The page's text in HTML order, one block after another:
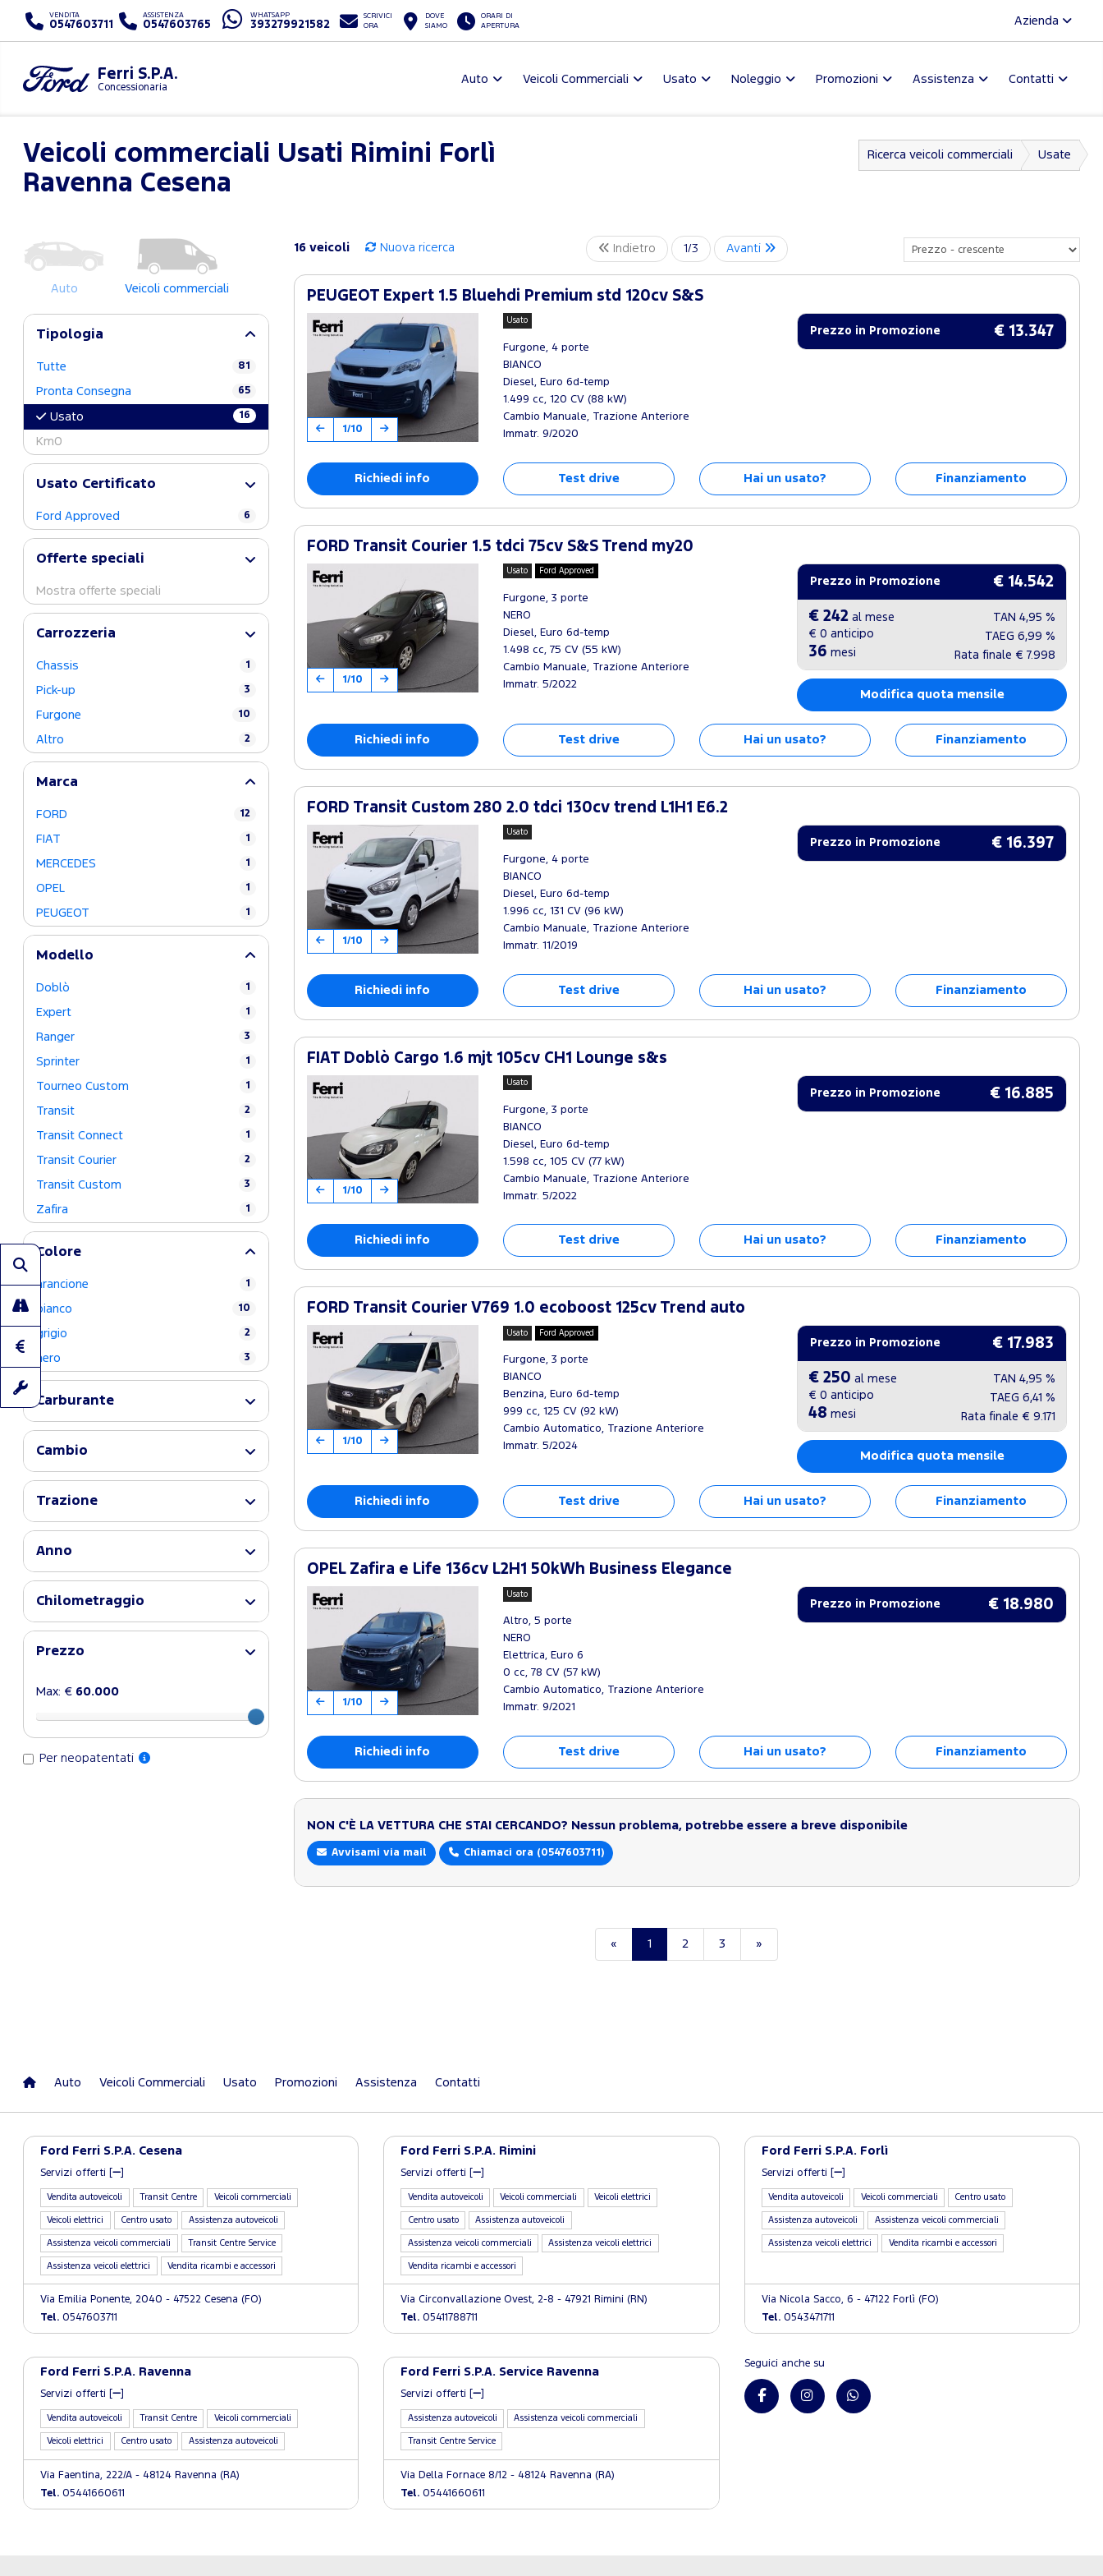
VENDITA
0547603711
ASSISTENZA
0547603765
WHATSAPP
393279921582
SCRIVICI
ORA
DOVE
SIAMO
ORARI DI
APERTURA
Azienda
Ferri S.P.A.
Concessionaria
Auto Veicoli Commerciali Usato Noleggio Promozioni Assistenza Contatti
Veicoli commerciali Usati Rimini Forlì
Ravenna Cesena
Ricerca veicoli commerciali Usate
Auto Veicoli commerciali
Tipologia
Tutte 81
Pronta Consegna 65
Usato 16
Km0
Usato Certificato
Ford Approved 6
Offerte speciali
Mostra offerte speciali
Carrozzeria
Chassis 1
Pick-up 3
Furgone 10
Altro 2
Marca
FORD 12
FIAT 1
MERCEDES 1
OPEL 1
PEUGEOT 1
Modello
Doblò 1
Expert 1
Ranger 3
Sprinter 1
Tourneo Custom 1
Transit 2
Transit Connect 1
Transit Courier 2
Transit Custom 3
Zafira 1
Colore
arancione 1
bianco 10
grigio 2
nero 3
Carburante
Cambio
Trazione
Anno
Chilometraggio
Prezzo
Max: € 60.000
Per neopatentati
16 veicoli Nuova ricerca Indietro 1/3 Avanti
PEUGEOT Expert 1.5 Bluehdi Premium std 120cv S&S
1/10
Usato
Furgone, 4 porte
BIANCO
Diesel, Euro 6d-temp
1.499 cc, 120 CV (88 kW)
Cambio Manuale, Trazione Anteriore
Immatr. 9/2020
Prezzo in Promozione € 13.347
Richiedi info Test drive Hai un usato? Finanziamento
FORD Transit Courier 1.5 tdci 75cv S&S Trend my20
1/10
Usato Ford Approved
Furgone, 3 porte
NERO
Diesel, Euro 6d-temp
1.498 cc, 75 CV (55 kW)
Cambio Manuale, Trazione Anteriore
Immatr. 5/2022
Prezzo in Promozione € 14.542
€ 242 al mese
€ 0 anticipo
36 mesi
TAN 4,95 %
TAEG 6,99 %
Rata finale € 7.998
Modifica quota mensile
Richiedi info Test drive Hai un usato? Finanziamento
FORD Transit Custom 280 2.0 tdci 130cv trend L1H1 E6.2
1/10
Usato
Furgone, 4 porte
BIANCO
Diesel, Euro 6d-temp
1.996 cc, 131 CV (96 kW)
Cambio Manuale, Trazione Anteriore
Immatr. 11/2019
Prezzo in Promozione € 16.397
Richiedi info Test drive Hai un usato? Finanziamento
FIAT Doblò Cargo 1.6 mjt 105cv CH1 Lounge s&s
1/10
Usato
Furgone, 3 porte
BIANCO
Diesel, Euro 6d-temp
1.598 cc, 105 CV (77 kW)
Cambio Manuale, Trazione Anteriore
Immatr. 5/2022
Prezzo in Promozione € 16.885
Richiedi info Test drive Hai un usato? Finanziamento
FORD Transit Courier V769 1.0 ecoboost 125cv Trend auto
1/10
Usato Ford Approved
Furgone, 3 porte
BIANCO
Benzina, Euro 6d-temp
999 cc, 125 CV (92 kW)
Cambio Automatico, Trazione Anteriore
Immatr. 5/2024
Prezzo in Promozione € 17.983
€ 250 al mese
€ 0 anticipo
48 mesi
TAN 4,95 %
TAEG 6,41 %
Rata finale € 9.171
Modifica quota mensile
Richiedi info Test drive Hai un usato? Finanziamento
OPEL Zafira e Life 136cv L2H1 50kWh Business Elegance
1/10
Usato
Altro, 5 porte
NERO
Elettrica, Euro 6
0 cc, 78 CV (57 kW)
Cambio Automatico, Trazione Anteriore
Immatr. 9/2021
Prezzo in Promozione € 18.980
Richiedi info Test drive Hai un usato? Finanziamento
NON C'È LA VETTURA CHE STAI CERCANDO? Nessun problema, potrebbe essere a breve disponibile
Avvisami via mail Chiamaci ora (0547603711)
« 1 2 3 »
Auto Veicoli Commerciali Usato Promozioni Assistenza Contatti
Ford Ferri S.P.A. Cesena
Servizi offerti [
Vendita autoveicoli Transit Centre Veicoli commerciali
Veicoli elettrici Centro usato Assistenza autoveicoli
Assistenza veicoli commerciali Transit Centre Service
Assistenza veicoli elettrici Vendita ricambi e accessori
Via Emilia Ponente, 2040 - 47522 Cesena (FO)
Tel. 0547603711
Ford Ferri S.P.A. Rimini
Servizi offerti [
Vendita autoveicoli Veicoli commerciali Veicoli elettrici
Centro usato Assistenza autoveicoli
Assistenza veicoli commerciali Assistenza veicoli elettrici
Vendita ricambi e accessori
Via Circonvallazione Ovest, 2-8 - 47921 Rimini (RN)
Tel. 05411788711
Ford Ferri S.P.A. Forlì
Servizi offerti [ ]
Vendita autoveicoli Veicoli commerciali Centro usato
Assistenza autoveicoli Assistenza veicoli commerciali
Assistenza veicoli elettrici Vendita ricambi e accessori
Via Nicola Sacco, 6 - 47122 Forlì (FO)
Tel.0543471711
Ford Ferri S.P.A. Ravenna
Servizi offerti [
Vendita autoveicoli Transit Centre Veicoli commerciali
Veicoli elettrici Centro usato Assistenza autoveicoli
Via Faentina, 222/A - 48124 Ravenna (RA)
Tel. 05441660611
Ford Ferri S.P.A. Service Ravenna
Servizi offerti [
Assistenza autoveicoli Assistenza veicoli commerciali
Transit Centre Service
Via Della Fornace 8/12 - 48124 Ravenna (RA)
Tel. 05441660611
Seguici anche su